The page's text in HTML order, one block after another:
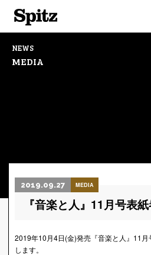
NEWS
MEDIA
2019.09.27 MEDIA
『音楽と人』11月号表
2019年10月4日(金)発売『音楽と人』11
します。